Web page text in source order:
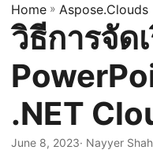
a
v
g
t
i
Home » Aspose.Clouds
วิธีการจัด
.NET
June 8, 2023· Nayyer